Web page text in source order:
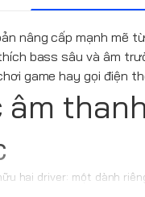
nâng cấp mạnh mẽ
bass sâu và âm
game hay gọi điện
âm
hai driver: một dành